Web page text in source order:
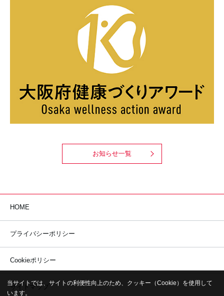
お知らせ一覧
HOME
プライバシーポリシー
Cookieポリシー
サイトマップ
当サイトでは、サイトの利便性向上のため、クッキー（Cookie）を使用して
います。